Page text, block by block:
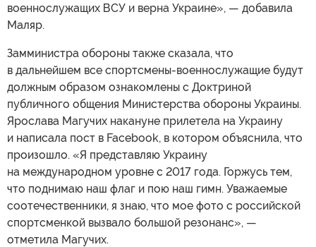
военнослужащих ВСУ и верна Украине», — добавила
Маляр.
Замминистра обороны также сказала, что
в дальнейшем все спортсмены-военнослужащие будут
должным образом ознакомлены с Доктриной
публичного общения Министерства обороны Украины.
Ярослава Магучих накануне прилетела на Украину
и написала пост в Facebook, в котором объяснила, что
произошло. «Я представляю Украину
на международном уровне с 2017 года. Горжусь тем,
что поднимаю наш флаг и пою наш гимн. Уважаемые
соотечественники, я знаю, что мое фото с российской
спортсменкой вызвало большой резонанс», —
отметила Магучих.